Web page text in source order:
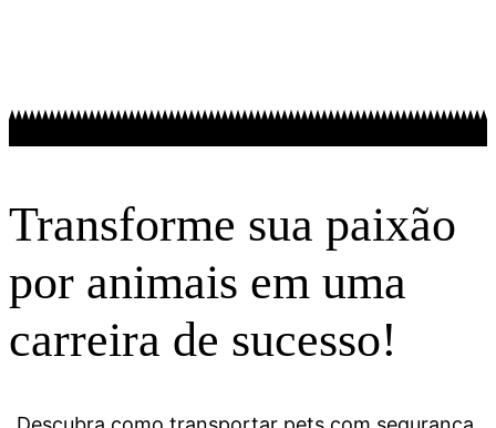
Transforme sua paixão
por animais em uma
carreira de sucesso!